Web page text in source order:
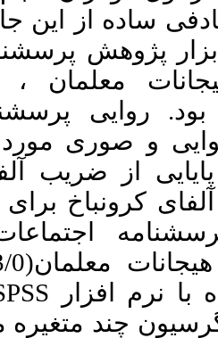
جامعه آماری
پرسشنامه رهبری
، پرسشنامه
پرسشنامه ها با
تایید قرار
آلفای کرنباخ
برای پرسشنامه
اجتماعات حرفه­ای
یادگیری(79/0) و پرسشنامه ﻫﯿﺠﺎﻧﺎت ﻣﻌﻠﻤﺎن(93/0) بدست
SPSSو ضریب
مورد تجزیه